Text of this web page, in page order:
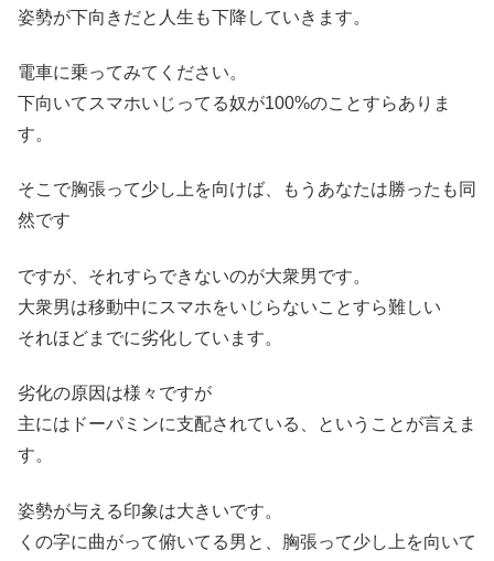
姿勢が下向きだと人生も下降していきます。
電車に乗ってみてください。
下向いてスマホいじってる奴が100%のことすらありま
す。
そこで胸張って少し上を向けば、もうあなたは勝ったも同
然です
ですが、それすらできないのが大衆男です。
大衆男は移動中にスマホをいじらないことすら難しい
それほどまでに劣化しています。
劣化の原因は様々ですが
主にはドーパミンに支配されている、ということが言えま
す。
姿勢が与える印象は大きいです。
くの字に曲がって俯いてる男と、胸張って少し上を向いて